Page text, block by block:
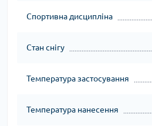
Спортивна дисципліна
Стан снігу
Температура застосування
Температура нанесення